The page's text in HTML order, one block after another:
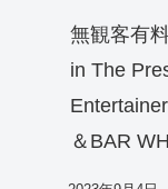
無観客有
in The
＆BAR